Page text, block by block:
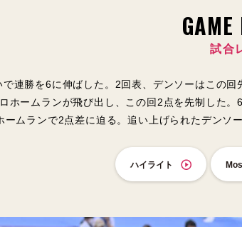
GAME
試合
連勝を6に伸ばした。2回表、デンソーはこの
ホームランが飛び出し、この回2点を先制した
ムランで2点差に迫る。追い上げられたデンソ
ハイライト